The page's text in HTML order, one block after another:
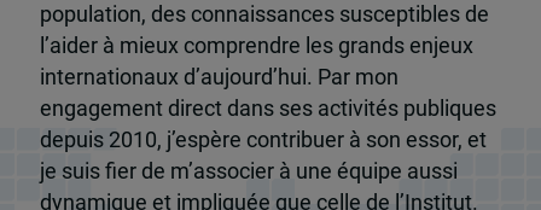
population, des connaissances susceptibles de
l’aider à mieux comprendre les grands enjeux
internationaux d’aujourd’hui. Par mon
engagement direct dans ses activités publiques
depuis 2010, j’espère contribuer à son essor, et
je suis fier de m’associer à une équipe aussi
dynamique et impliquée que celle de l’Institut.